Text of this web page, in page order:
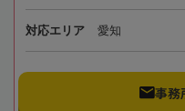
対応エリア 愛知
事務